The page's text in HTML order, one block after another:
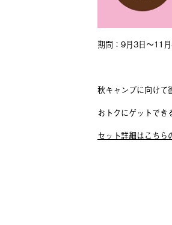
期間：9月3日～11
秋キャンプに向けて
おトクにゲットでき
セット詳細はこちら